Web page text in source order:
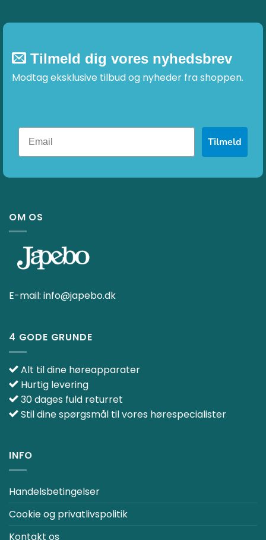
Tilmeld dig vores nyhedsbrev
Modtag eksklusive tilbud og nyheder fra shoppen.
Tilmeld
OM OS
E-mail: info@japebo.dk
4 GODE GRUNDE
Alt til dine høreapparater
Hurtig levering
30 dages fuld returret
Stil dine spørgsmål til vores hørespecialister
INFO
Handelsbetingelser
Cookie og privatlivspolitik
Kontakt os